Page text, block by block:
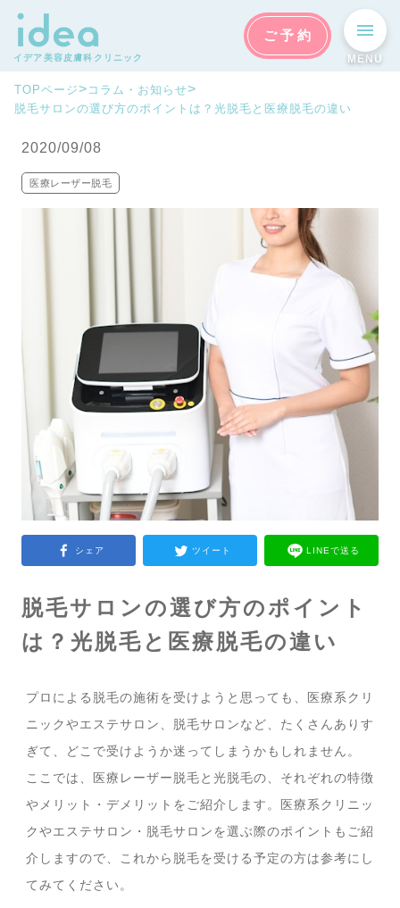
イデア美容皮膚科クリニック
ご予約
MENU
TOPページ> コラム・お知らせ>
脱毛サロンの選び方のポイントは？光脱毛と医療脱毛の違い
2020/09/08
医療レーザー脱毛
シェア ツイート LINEで送る
脱毛サロンの選び方のポイント
は？光脱毛と医療脱毛の違い
プロによる脱毛の施術を受けようと思っても、医療系クリ
ニックやエステサロン、脱毛サロンなど、たくさんありす
ぎて、どこで受けようか迷ってしまうかもしれません。
ここでは、医療レーザー脱毛と光脱毛の、それぞれの特徴
やメリット・デメリットをご紹介します。医療系クリニッ
クやエステサロン・脱毛サロンを選ぶ際のポイントもご紹
介しますので、これから脱毛を受ける予定の方は参考にし
てみてください。